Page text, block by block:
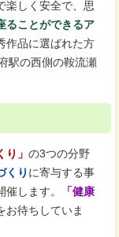
楽しく安全で、思
ることができるア
作品に選ばれた方
駅の西側の鞍流瀬
り」 の3つの分野
くり に寄与する事
催します。
「健康
お待ちしていま